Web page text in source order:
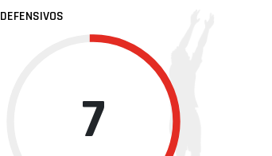
DEFENSIVOS
7